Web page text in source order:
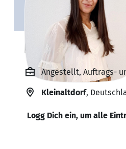
Katharina
Angestellt, Auftrags-
Kleinaltdorf,
Logg Dich ein, um alle